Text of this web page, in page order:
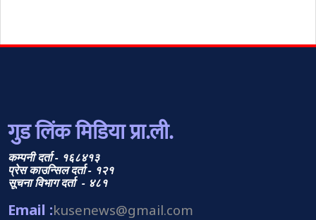
गुड लिंक मिडिया प्रा.ली.
कम्पनी दर्ता - १६८४१३
प्रेस काउन्सिल दर्ता - १२१
सूचना विभाग दर्ता - ४८१
Email :kusenews@gmail.com